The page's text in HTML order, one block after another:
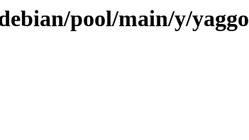
pool/main/y/yaggo